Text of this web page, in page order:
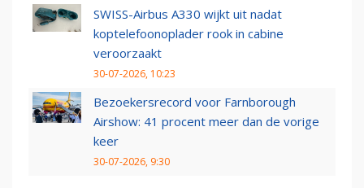
SWISS-Airbus A330 wijkt uit nadat
koptelefoonoplader rook in cabine
veroorzaakt
30-07-2026, 10:23
Bezoekersrecord voor Farnborough
Airshow: 41 procent meer dan de vorige
keer
30-07-2026, 9:30